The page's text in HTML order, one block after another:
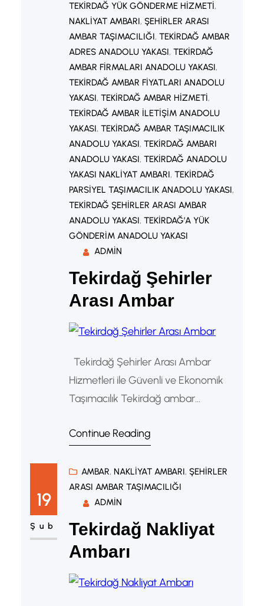
TEKIRDAĞ YÜK GÖNDERME HIZMETI
NAKLIYAT AMBARI, ŞEHIRLER ARASI
AMBAR TAŞIMACILIĞI, TEKIRDAĞ AMBAR
ADRES ANADOLU YAKASI, TEKIRDAĞ
AMBAR FIRMALARI ANADOLU YAKASI
TEKIRDAĞ AMBAR FIYATLARI ANADOLU
YAKASI, TEKIRDAĞ AMBAR HIZMETI
TEKIRDAĞ AMBAR ILETIŞIM ANADOLU
YAKASI, TEKIRDAĞ AMBAR TAŞIMACILIK
ANADOLU YAKASI, TEKIRDAĞ AMBARI
ANADOLU YAKASI, TEKIRDAĞ ANADOLU
YAKASI NAKLIYAT AMBARI, TEKIRDAĞ
PARSIYEL TAŞIMACILIK ANADOLU YAKASI
TEKIRDAĞ ŞEHIRLER ARASI AMBAR
ANADOLU YAKASI, TEKIRDAĞ’A YÜK
GÖNDERIM ANADOLU YAKASI
ADMIN
Tekirdağ Şehirler
Arası Ambar
Tekirdağ Şehirler Arası Ambar
Hizmetleri ile Güvenli ve Ekonomik
Taşımacılık Tekirdağ ambar
kurumsal müşterilere ekonomik ve
Sanayi ve ticaret hacmi hızla
büyüyen Tekirdağ, Marmara
Bölgesi’nin güçlü lojistik
merkezlerinden biri olarak öne çıkar.
Bu yüzden firmalar şehirler arası yük
sıkça tercih eder. Şehirler…
Continue Reading
19
Şub
AMBAR, NAKLIYAT AMBARI, ŞEHIRLER
ARASI AMBAR TAŞIMACILIĞI
ADMIN
Tekirdağ Nakliyat
Ambarı